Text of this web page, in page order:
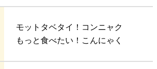
モットタベタイ！コンニャク
もっと食べたい！こんにゃく